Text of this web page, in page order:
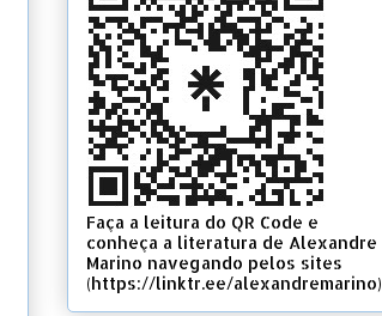
Faça a leitura do QR Code e
conheça a literatura de Alexandre
Marino navegando pelos sites
(https://linktr.ee/alexandremarino)